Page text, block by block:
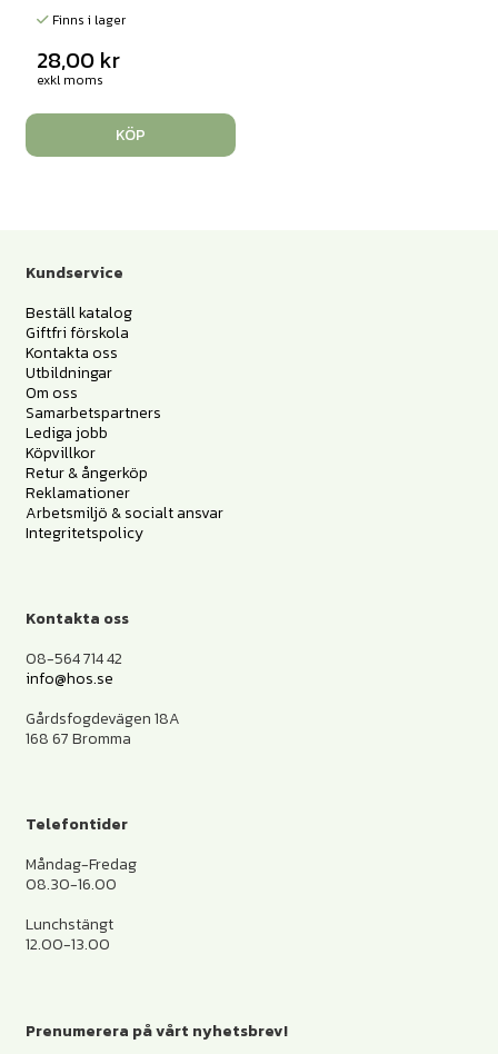
Finns i lager
28,00 kr
exkl moms
KÖP
Kundservice
Beställ katalog
Giftfri förskola
Kontakta oss
Utbildningar
Om oss
Samarbetspartners
Lediga jobb
Köpvillkor
Retur & ångerköp
Reklamationer
Arbetsmiljö & socialt ansvar
Integritetspolicy
Kontakta oss
08-564 714 42
info@hos.se
Gårdsfogdevägen 18A
168 67 Bromma
Telefontider
Måndag-Fredag
08.30-16.00
Lunchstängt
12.00-13.00
Prenumerera på vårt nyhetsbrev!